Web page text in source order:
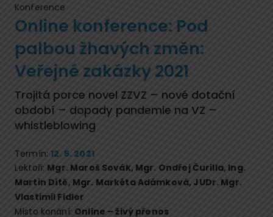
Konference
Online konference: Pod
palbou žhavých změn:
Veřejné zakázky 2021
Trojitá porce novel ZZVZ – nové dotační
období – dopady pandemie na VZ –
whistleblowing
Termín:12. 5. 2021
Lektoři: Mgr. Maroš Sovák, Mgr. Ondřej Čurilla, Ing.
Martin Dítě, Mgr. Markéta Adámková, JUDr. Mgr.
Vlastimil Fidler
Místo konání: Online – živý přenos